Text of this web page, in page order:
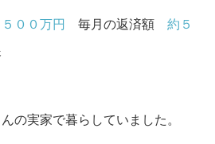
００万円 毎月の返済額 約５
の実家で暮らしていました。